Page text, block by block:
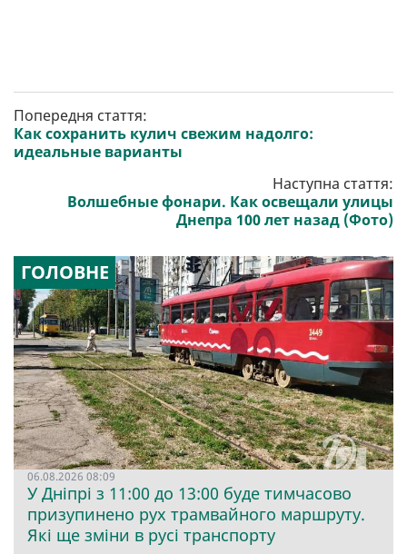
Попередня стаття:
Как сохранить кулич свежим надолго:
идеальные варианты
Наступна стаття:
Волшебные фонари. Как освещали улицы
Днепра 100 лет назад (Фото)
ГОЛОВНЕ
06.08.2026 08:09
У Дніпрі з 11:00 до 13:00 буде тимчасово
призупинено рух трамвайного маршруту.
Які ще зміни в русі транспорту